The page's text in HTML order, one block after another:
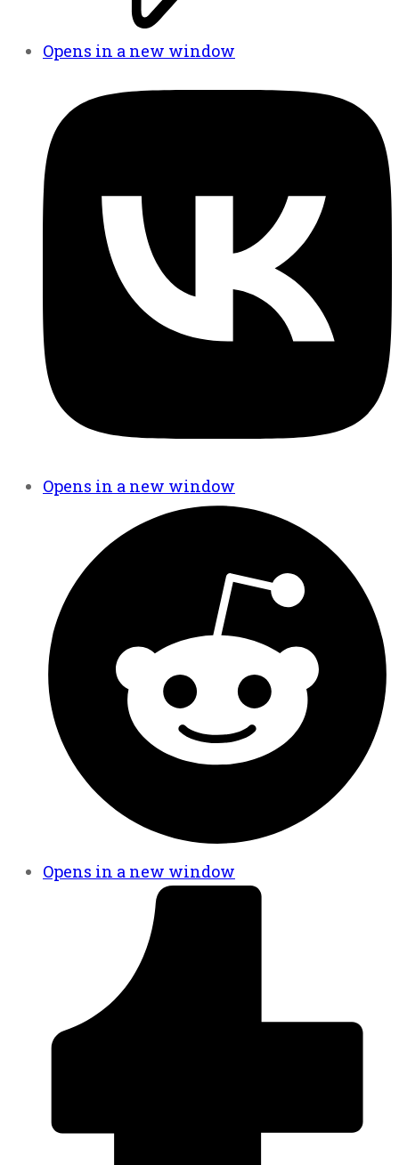
Opens in a new window
Opens in a new window
Opens in a new window